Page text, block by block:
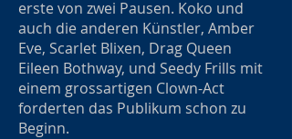
erste von zwei Pausen. Koko und
auch die anderen Künstler, Amber
Eve, Scarlet Blixen, Drag Queen
Eileen Bothway, und Seedy Frills mit
einem grossartigen Clown-Act
forderten das Publikum schon zu
Beginn.